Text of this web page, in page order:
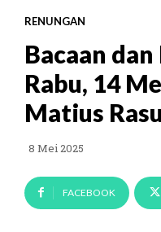
RENUNGAN
Bacaan
Rabu, 14
Matius
8 Mei 2025
FACEBOOK